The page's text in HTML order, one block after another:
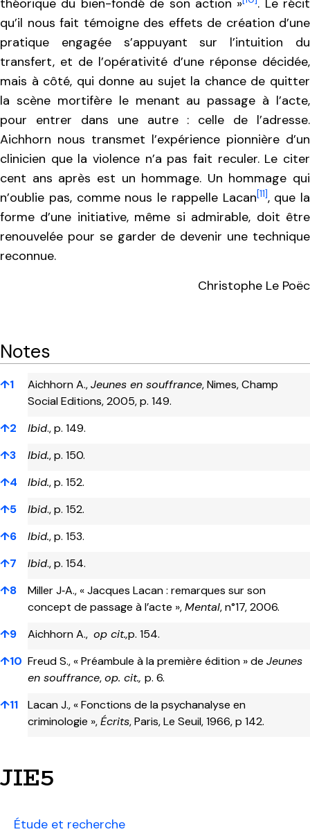
théorique du bien-fondé de son action »
. Le récit
qu’il nous fait témoigne des effets de création d’une
pratique engagée s’appuyant sur l’intuition du
transfert, et de l’opérativité d’une réponse décidée,
mais à côté, qui donne au sujet la chance de quitter
la scène mortifère le menant au passage à l’acte,
pour entrer dans une autre : celle de l’adresse.
Aichhorn nous transmet l’expérience pionnière d’un
clinicien que la violence n’a pas fait reculer. Le citer
cent ans après est un hommage. Un hommage qui
n’oublie pas, comme nous le rappelle Lacan[11], que la
forme d’une initiative, même si admirable, doit être
renouvelée pour se garder de devenir une technique
reconnue.
Christophe Le Poëc
Notes
Notes
↑1 Aichhorn A.,Jeunes en souffrance, Nimes, Champ
Social Editions, 2005, p. 149.
↑2 Ibid., p. 149.
↑3 Ibid., p. 150.
↑4 Ibid., p. 152.
↑5 Ibid., p. 152.
↑6 Ibid., p. 153.
↑7 Ibid., p. 154.
↑8
Miller J‑A., « Jacques Lacan : remarques sur son
concept de passage à l’acte »,Mental, n°17, 2006.
↑9 Aichhorn A., op cit.,p. 154.
↑10 Freud S., « Préambule à la première édition » de Jeunes
en souffrance,op. cit., p. 6.
↑11
Lacan J., « Fonctions de la psychanalyse en
criminologie »,Écrits, Paris, Le Seuil, 1966, p 142.
JIE5
Étude et recherche